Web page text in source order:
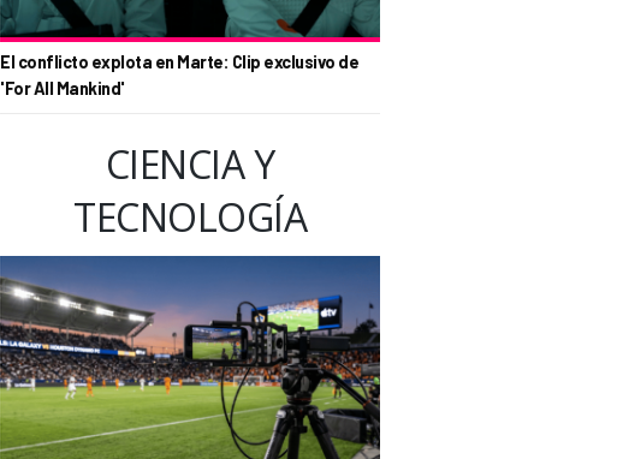
El conflicto explota en Marte: Clip exclusivo de
'For All Mankind'
CIENCIA Y
TECNOLOGÍA